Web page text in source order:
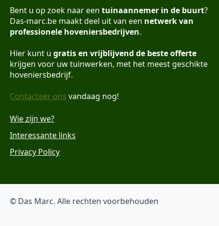
Bent u op zoek naar een tuinaannemer in de buurt?
Das-marc.be maakt deel uit van een netwerk van
professionele hoveniersbedrijven.
Hier kunt u gratis en vrijblijvend de beste offerte
krijgen voor uw tuinwerken, met het meest geschikte
hoveniersbedrijf.
Contacteer ons vandaag nog!
Wie zijn we?
Interessante links
Privacy Policy
© Das Marc. Alle rechten voorbehouden